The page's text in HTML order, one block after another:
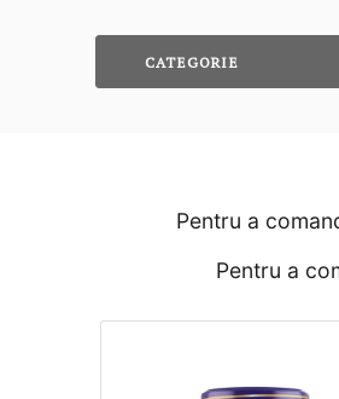
CATEGORIE
Pentru a
Pentru a